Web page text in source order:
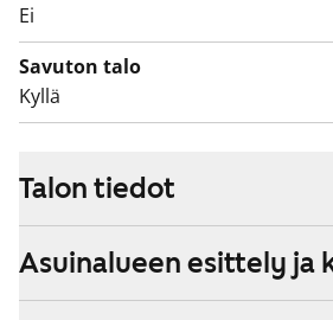
Ei
Savuton talo
Kyllä
Talon tiedot
Asuinalueen esittely ja